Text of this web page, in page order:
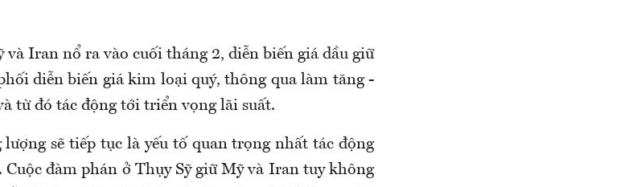
Iran nổ ra vào cuối tháng 2, diễn biến giá dầu giữ
diễn biến giá kim loại quý, thông qua làm tăng -
từ đó tác động tới triển vọng lãi suất.
lượng sẽ tiếp tục là yếu tố quan trọng nhất tác động
đàm phán ở Thụy Sỹ giữ Mỹ và Iran tuy không